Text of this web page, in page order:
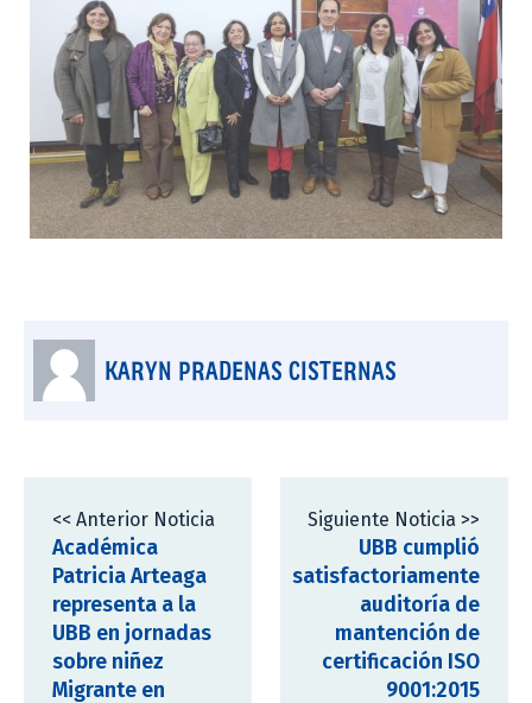
KARYN PRADENAS CISTERNAS
<< Anterior Noticia
Académica
Patricia Arteaga
representa a la
UBB en jornadas
sobre niñez
Migrante en
Siguiente Noticia >>
UBB cumplió
satisfactoriamente
auditoría de
mantención de
certificación ISO
9001:2015